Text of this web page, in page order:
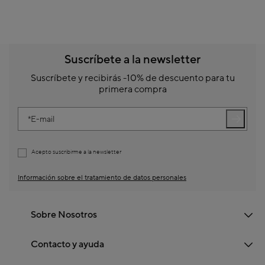
Suscríbete a la newsletter
Suscríbete y recibirás -10% de descuento para tu
primera compra
E-mail
Acepto suscribirme a la newsletter
Información sobre el tratamiento de datos personales
Sobre Nosotros
Contacto y ayuda